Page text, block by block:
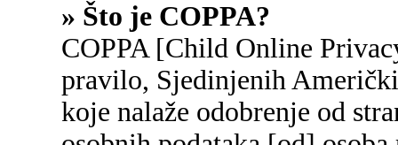
» Što je COPPA?
COPPA [Child Online
pravilo, Sjedinjenih
koje nalaže odobrenje od